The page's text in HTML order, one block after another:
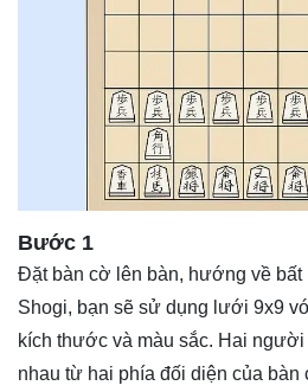
Bước 1
Đặt bàn cờ lên bàn, hướng về
Shogi, bạn sẽ sử dụng lưới 9x9
kích thước và màu sắc. Hai
nhau từ hai phía đối diện của